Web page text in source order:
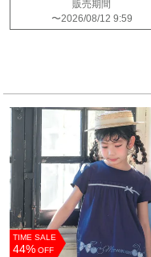
販売期間
〜2026/08/12 9:59
TIME SALE
44% OFF